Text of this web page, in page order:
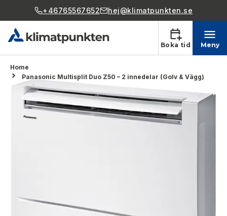
+46765567652 hej@klimatpunkten.se
Boka tid Meny
Home
Panasonic Multisplit Duo Z50 – 2 innedelar (Golv & Vägg)